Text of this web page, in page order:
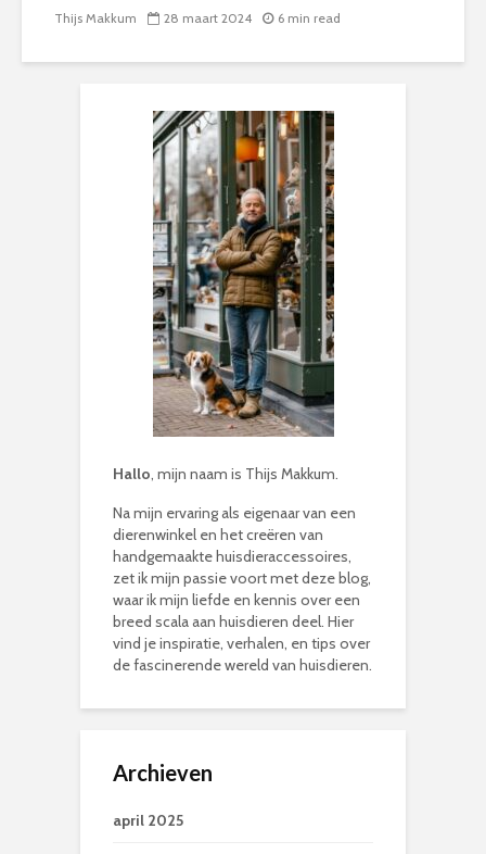
Thijs Makkum 28 maart 2024 6 min read
Hallo, mijn naam is Thijs Makkum.
Na mijn ervaring als eigenaar van een
dierenwinkel en het creëren van
handgemaakte huisdieraccessoires,
zet ik mijn passie voort met deze blog,
waar ik mijn liefde en kennis over een
breed scala aan huisdieren deel. Hier
vind je inspiratie, verhalen, en tips over
de fascinerende wereld van huisdieren.
Archieven
april 2025